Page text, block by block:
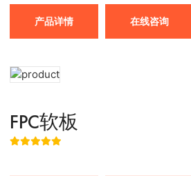
产品详情 在线咨询
FPC软板